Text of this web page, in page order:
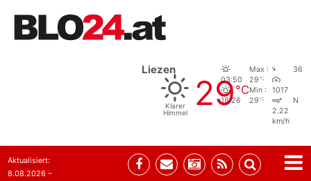
Liezen
Klarer
Himmel
29°C
03:50
18:26
Max :
29°C
Min :
29°C
36
1017
N
2.22
km/h
Aktualisiert:
8.08.2026 –